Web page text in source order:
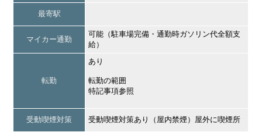
最寄駅
マイカー通勤
可能（駐車場完備・通勤時ガソリン代全額支
給）
転勤
あり
転勤の範囲
特記事項参照
受動喫煙対策 受動喫煙対策あり（屋内禁煙）屋外に喫煙所